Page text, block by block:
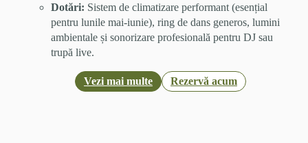
Dotări: Sistem de climatizare performant (esențial
pentru lunile mai-iunie), ring de dans generos, lumini
ambientale și sonorizare profesională pentru DJ sau
trupă live.
Vezi mai multe Rezervă acum